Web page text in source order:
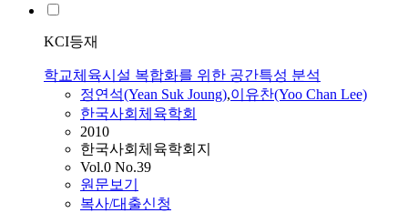
KCI등재
학교체육시설 복합화를 위한 공간특성 분석
정연석(Yean Suk Joung),이유찬(Yoo Chan Lee)
한국사회체육학회
2010
한국사회체육학회지
Vol.0 No.39
원문보기
복사/대출신청